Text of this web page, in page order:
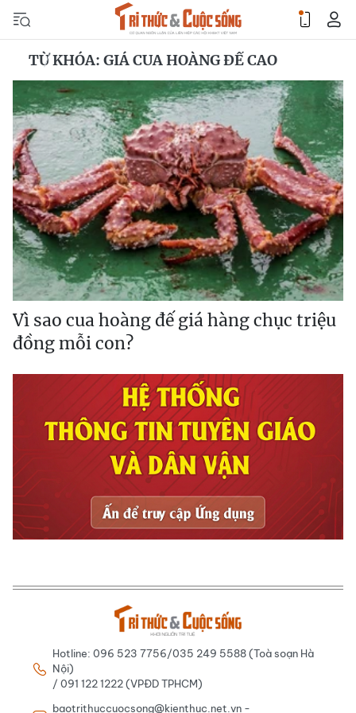
TỪ KHÓA: GIÁ CUA HOÀNG ĐẾ CAO
Vì sao cua hoàng đế giá hàng chục triệu
đồng mỗi con?
Hotline: 096 523 7756/035 249 5588 (Toà soạn Hà
Nội)
/ 091 122 1222 (VPĐD TPHCM)
baotrithuccuocsong@kienthuc.net.vn -